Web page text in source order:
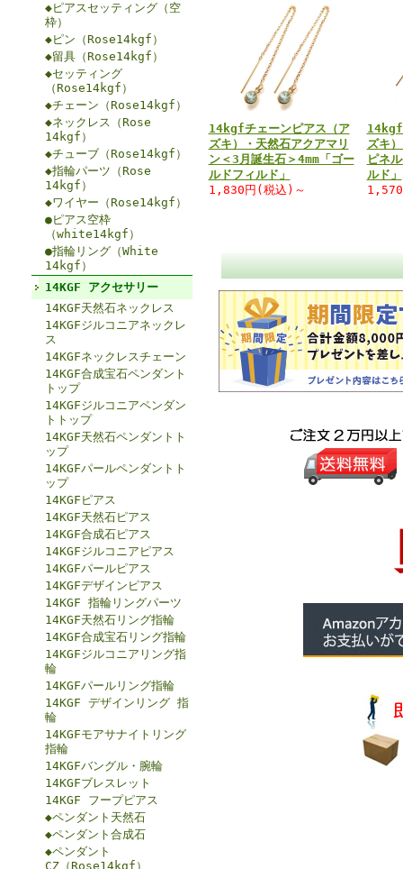
◆ピアスセッティング（空
枠）
◆ピン（Rose14kgf）
◆留具（Rose14kgf）
◆セッティング
（Rose14kgf）
◆チェーン（Rose14kgf）
◆ネックレス（Rose
14kgf）
◆チューブ（Rose14kgf）
◆指輪パーツ（Rose
14kgf）
◆ワイヤー（Rose14kgf）
●ピアス空枠
（white14kgf）
●指輪リング（White
14kgf）
14KGF アクセサリー
14KGF天然石ネックレス
14KGFジルコニアネックレ
ス
14KGFネックレスチェーン
14KGF合成宝石ペンダント
トップ
14KGFジルコニアペンダン
トトップ
14KGF天然石ペンダントト
ップ
14KGFパールペンダントト
ップ
14KGFピアス
14KGF天然石ピアス
14KGF合成石ピアス
14KGFジルコニアピアス
14KGFパールピアス
14KGFデザインピアス
14KGF 指輪リングパーツ
14KGF天然石リング指輪
14KGF合成宝石リング指輪
14KGFジルコニアリング指
輪
14KGFパールリング指輪
14KGF デザインリング 指
輪
14KGFモアサナイトリング
指輪
14KGFバングル・腕輪
14KGFブレスレット
14KGF フープピアス
◆ペンダント天然石
◆ペンダント合成石
◆ペンダント
CZ（Rose14kgf）
14kgfチェーンピアス（ア
ズキ）・天然石アクアマリ
ン＜3月誕生石＞4mm「ゴー
ルドフィルド」
1,830円(税込)～
14kgf
ズキ
ピネ
ルド」